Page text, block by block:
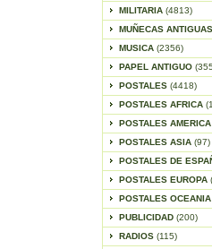
MILITARIA (4813)
MUÑECAS ANTIGUAS
MUSICA (2356)
PAPEL ANTIGUO
POSTALES (4418)
POSTALES AFRICA
POSTALES AMERICA
POSTALES ASIA (97)
POSTALES DE
POSTALES EUROPA
POSTALES OCEANIA
PUBLICIDAD (200)
RADIOS (115)